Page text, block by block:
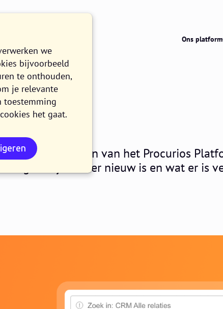
we
bijvoorbeeld
te onthouden,
je relevante
toestemming
het gaat.
Ons platform
alle klanten van het Procurios
blog lees je wat er nieuw is en wat er is